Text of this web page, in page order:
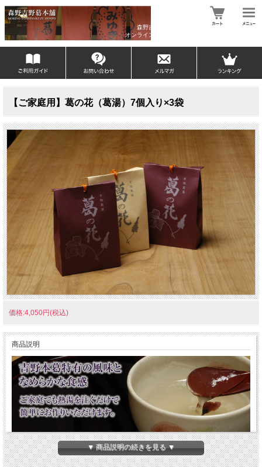
森野吉野葛本舗
オンラインショップ
【ご家庭用】葛の花（葛湯）7個入り×3袋
価格:4,050円(税込)
商品説明
▼ 商品説明の続きを見る ▼